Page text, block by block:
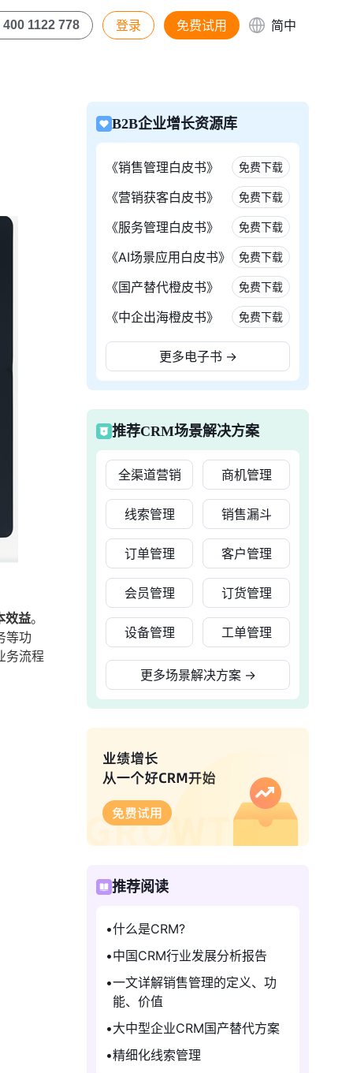
400 1122 778 登录 免费试用 简中
效益。
等功
务流程
B2B企业增长资源库
《销售管理白皮书》 免费下载
《营销获客白皮书》 免费下载
《服务管理白皮书》 免费下载
《AI场景应用白皮书》 免费下载
《国产替代橙皮书》 免费下载
《中企出海橙皮书》 免费下载
更多电子书 →
推荐CRM场景解决方案
全渠道营销 商机管理
线索管理 销售漏斗
订单管理 客户管理
会员管理 订货管理
设备管理 工单管理
更多场景解决方案 →
推荐阅读
什么是CRM?
中国CRM行业发展分析报告
一文详解销售管理的定义、功
能、价值
大中型企业CRM国产替代方案
精细化线索管理